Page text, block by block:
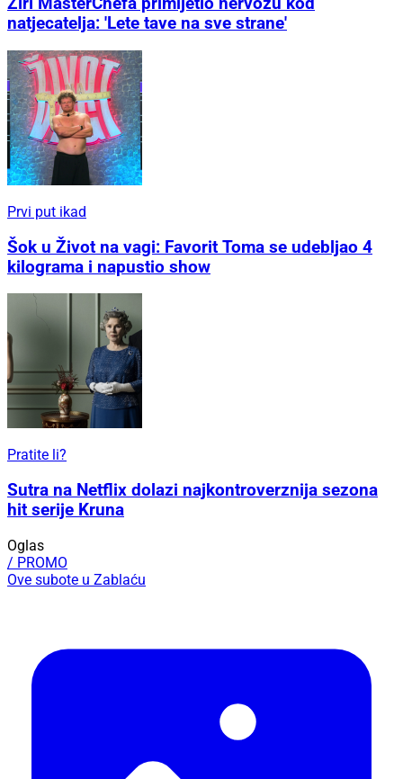
natjecatelja: 'Lete tave na sve strane'
Prvi put ikad
Šok u Život na vagi: Favorit Toma se udebljao 4
kilograma i napustio show
Pratite li?
Sutra na Netflix dolazi najkontroverznija sezona
hit serije Kruna
Oglas
/ PROMO
Ove subote u Zablaću